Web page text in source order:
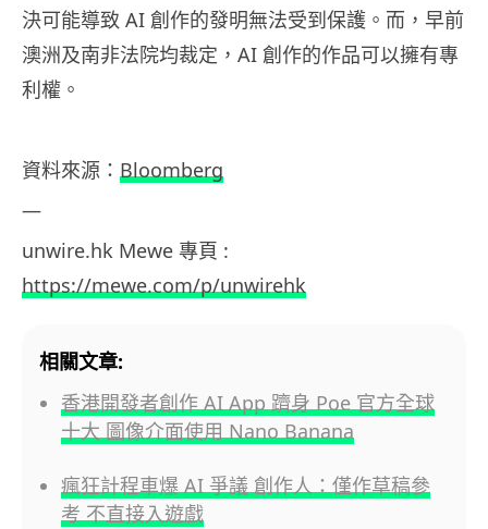
決可能導致 AI 創作的發明無法受到保護。而，早前
澳洲及南非法院均裁定，AI 創作的作品可以擁有專
利權。
資料來源： Bloomberg
—
unwire.hk Mewe 專頁 :
https://mewe.com/p/unwirehk
相關文章:
香港開發者創作 AI App 躋身 Poe 官方全球
十大 圖像介面使用 Nano Banana
瘋狂計程車爆 AI 爭議 創作人：僅作草稿參
考 不直接入遊戲